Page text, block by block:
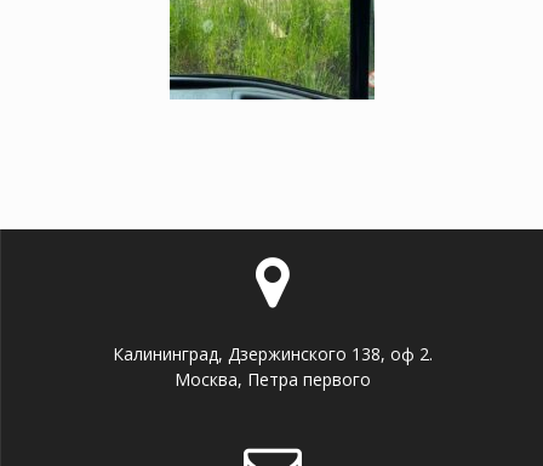
Калининград, Дзержинского 138, оф 2.
Москва, Петра первого